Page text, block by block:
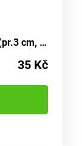
Koláčky cukrářské pestrobarevné 6 cm (pr.3 cm, v.1,5 cm) - 200 kousků
35 Kč